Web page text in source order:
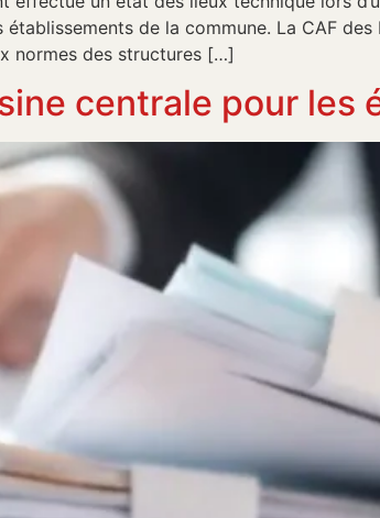
de la commune. La CAF
normes des structures […]
centrale pour les